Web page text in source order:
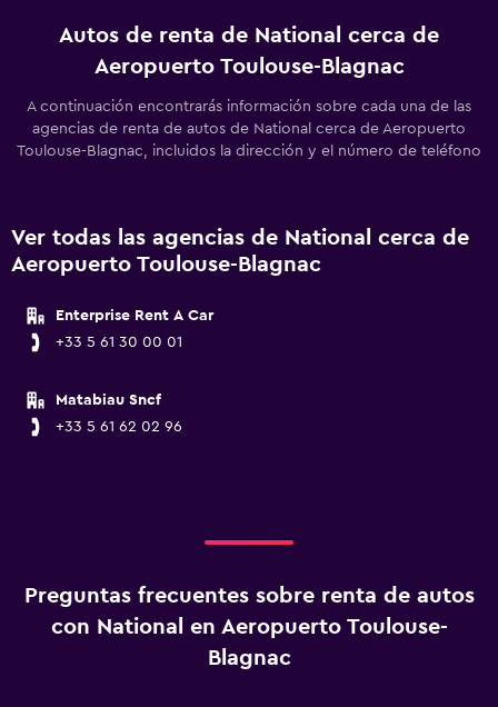
Autos de renta de National cerca de
Aeropuerto Toulouse-Blagnac
A continuación encontrarás información sobre cada una de las
agencias de renta de autos de National cerca de Aeropuerto
Toulouse-Blagnac, incluidos la dirección y el número de teléfono
Ver todas las agencias de National cerca de
Aeropuerto Toulouse-Blagnac
Enterprise Rent A Car
+33 5 61 30 00 01
Matabiau Sncf
+33 5 61 62 02 96
Preguntas frecuentes sobre renta de autos
con National en Aeropuerto Toulouse-
Blagnac